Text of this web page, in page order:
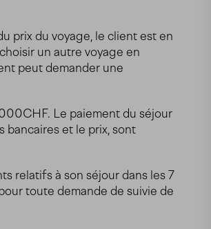
prix du voyage, le client est en
un autre voyage en
peut demander une
Le paiement du séjour
bancaires et le prix, sont
relatifs à son séjour dans les 7
toute demande de suivie de